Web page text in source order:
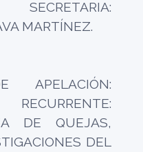
MARTÍNEZ.
APELACIÓN:
DE QUEJAS,
DEL